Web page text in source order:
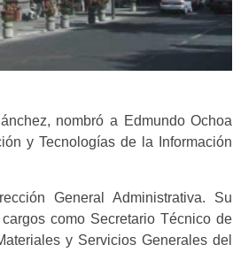
nombró a Edmundo Ochoa
y Tecnologías de la Información
General Administrativa. Su
como Secretario Técnico de
y Servicios Generales del